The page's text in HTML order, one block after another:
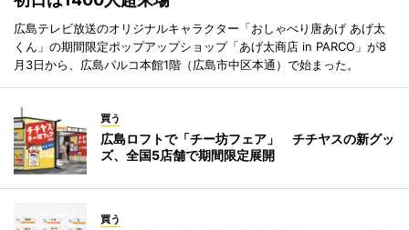
広島テレビ放送のオリジナルキャラクター「おしゃべり唐あげ あげ太
くん」の期間限定ポップアップショップ「あげ太商店 in PARCO」が8
月3日から、広島パルコ本館1階（広島市中区本通）で始まった。
買う
広島ロフトで「チー坊フェア」 チチヤスの新グッ
ズ、全国5店舗で期間限定展開
買う